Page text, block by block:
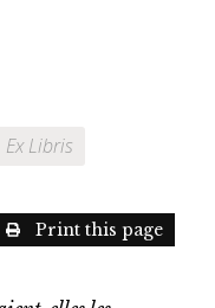
Ex Libris
Print this page